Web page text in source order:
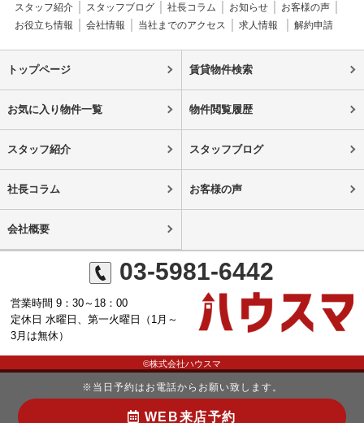
スタッフ紹介 スタッフブログ 社長コラム お知らせ
お客様の声
お役立ち情報
会社情報 当社までのアクセス 求人情報 解約申請
トップページ 賃貸物件検索
お気に入り物件一覧 物件閲覧履歴
スタッフ紹介 スタッフブログ
社長コラム お客様の声
会社概要
03-5981-6442
営業時間 9：30～18：00
定休日 水曜日、第一火曜日（1月～
3月は無休）
©株式会社ハウスマ
※当日予約はお電話からお願い致します。
WEB来店予約